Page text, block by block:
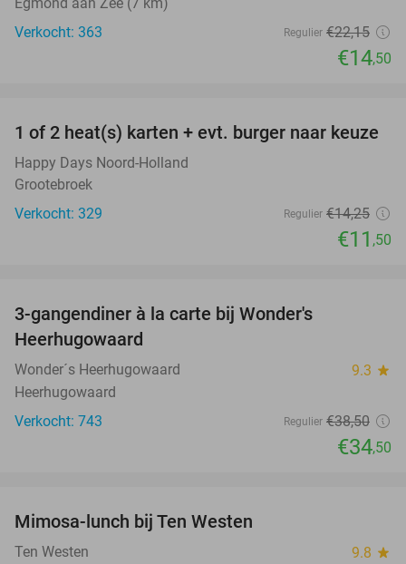
Verkocht: 363
Regulier €22,15
€14,50
19%
1 of 2 heat(s) karten + evt. burger naar keuze
Happy Days Noord-Holland
Grootebroek
Verkocht: 329
Regulier €14,25
€11 ,50
3-gangendiner à la carte bij Wonder's
Heerhugowaard
Wonder´s Heerhugowaard 9.3 star
Heerhugowaard
Verkocht: 743
Regulier €38,50
€34,50
Mimosa-lunch bij Ten Westen
Ten Westen 9.8 star